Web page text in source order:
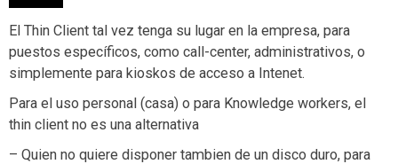
El Thin Client tal vez tenga su lugar en la empresa, para
puestos específicos, como call-center, administrativos, o
simplemente para kioskos de acceso a Intenet.
Para el uso personal (casa) o para Knowledge workers, el
thin client no es una alternativa
– Quien no quiere disponer tambien de un disco duro, para